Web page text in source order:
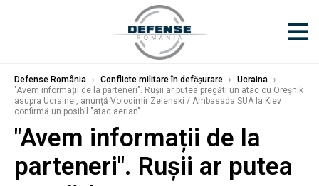
Defense România › Conflicte militare în defășurare › Ucraina ›
"Avem informații de la parteneri". Rușii ar putea pregăti un atac cu Oreșnik
asupra Ucrainei, anunță Volodimir Zelenski / Ambasada SUA la Kiev
confirmă un posibil "atac aerian"
"Avem informații de la
parteneri". Rușii ar putea